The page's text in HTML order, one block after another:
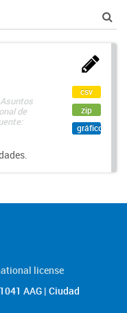
de
csv
zip
gráfico
license
AAG | Ciudad